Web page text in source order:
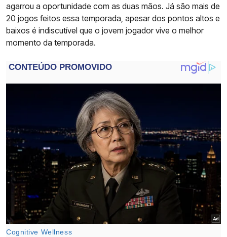
agarrou a oportunidade com as duas mãos. Já são mais de
20 jogos feitos essa temporada, apesar dos pontos altos e
baixos é indiscutível que o jovem jogador vive o melhor
momento da temporada.